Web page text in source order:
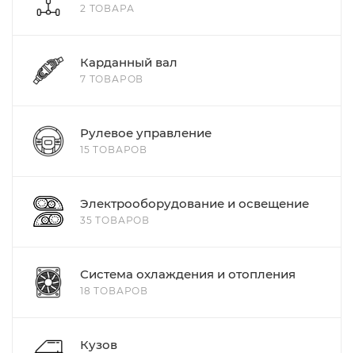
2 ТОВАРА
Карданный вал
7 ТОВАРОВ
Рулевое управление
15 ТОВАРОВ
Электрооборудование и освещение
35 ТОВАРОВ
Система охлаждения и отопления
18 ТОВАРОВ
Кузов